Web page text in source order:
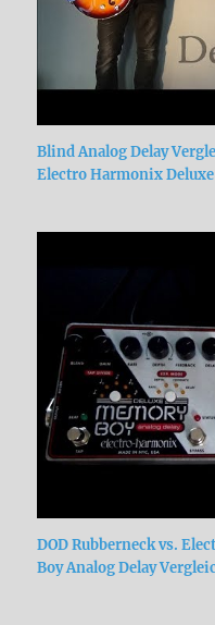
Blind Analog Delay
Electro Harmonix
DOD Rubberneck vs.
Boy Analog Delay